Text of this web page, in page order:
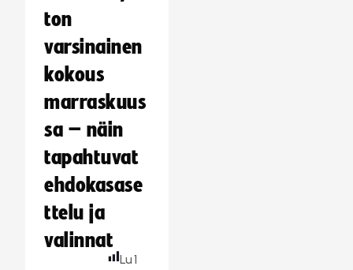
ton
varsinainen
kokous
marraskuus
sa – näin
tapahtuvat
ehdokasase
ttelu ja
valinnat
Lu1